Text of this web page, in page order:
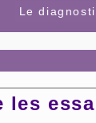
Le
les